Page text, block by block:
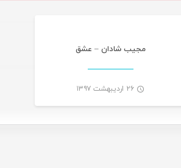
مجیب شادان – عشق
۲۶ اردیبهشت ۱۳۹۷